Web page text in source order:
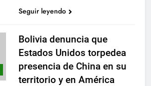
Seguir leyendo
Bolivia denuncia que
Estados Unidos torpedea
presencia de China en su
territorio y en América